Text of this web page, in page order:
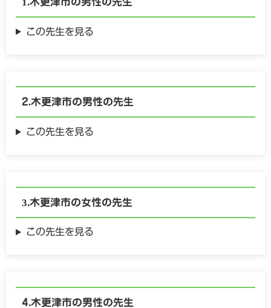
この先生を見る
木更津市の男性の先生
この先生を見る
木更津市の女性の先生
この先生を見る
木更津市の男性の先生